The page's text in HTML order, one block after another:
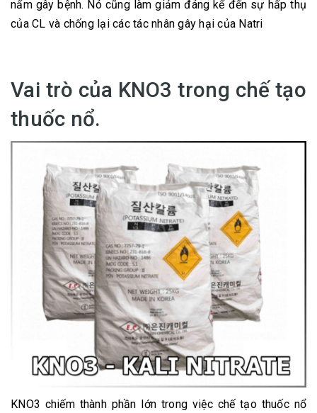
nấm gây bệnh. Nó cũng làm giảm đáng kể đến sự hấp thụ
của CL và chống lại các tác nhân gây hại của Natri
Vai trò của KNO3 trong chế tạo
thuốc nổ.
KNO3 chiếm thành phần lớn trong việc chế tạo thuốc nổ